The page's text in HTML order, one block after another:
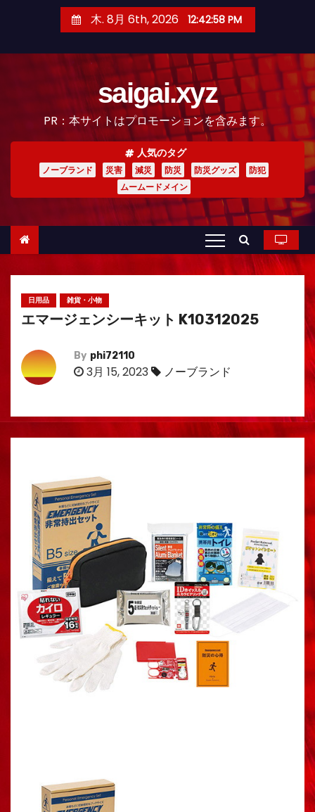
木. 8月 6th, 2026 12:43:00 PM
saigai.xyz
PR：本サイトはプロモーションを含みます。
人気のタグ
ノーブランド 災害 減災 防災 防災グッズ
防犯
ムームードメイン
日用品 雑貨・小物
エマージェンシーキット K10312025
By phi72110
3月 15, 2023 ノーブランド